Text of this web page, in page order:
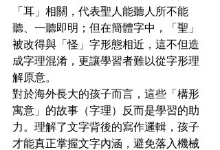
「耳」相關，代表聖人能聽人所不能
聽、一聽即明；但在簡體字中，「聖」
被改得與「怪」字形態相近，這不但造
成字理混淆，更讓學習者難以從字形理
解原意。
對於海外長大的孩子而言，這些「構形
寓意」的故事（字理）反而是學習的助
力。理解了文字背後的寫作邏輯，孩子
才能真正掌握文字內涵，避免落入機械